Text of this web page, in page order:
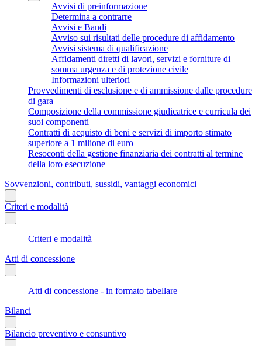
Avvisi di preinformazione
Determina a contrarre
Avvisi e Bandi
Avviso sui risultati delle procedure di affidamento
Avvisi sistema di qualificazione
Affidamenti diretti di lavori, servizi e forniture di
somma urgenza e di protezione civile
Informazioni ulteriori
Provvedimenti di esclusione e di ammissione dalle procedure
di gara
Composizione della commissione giudicatrice e curricula dei
suoi componenti
Contratti di acquisto di beni e servizi di importo stimato
superiore a 1 milione di euro
Resoconti della gestione finanziaria dei contratti al termine
della loro esecuzione
Sovvenzioni, contributi, sussidi, vantaggi economici
Criteri e modalità
Criteri e modalità
Atti di concessione
Atti di concessione - in formato tabellare
Bilanci
Bilancio preventivo e consuntivo